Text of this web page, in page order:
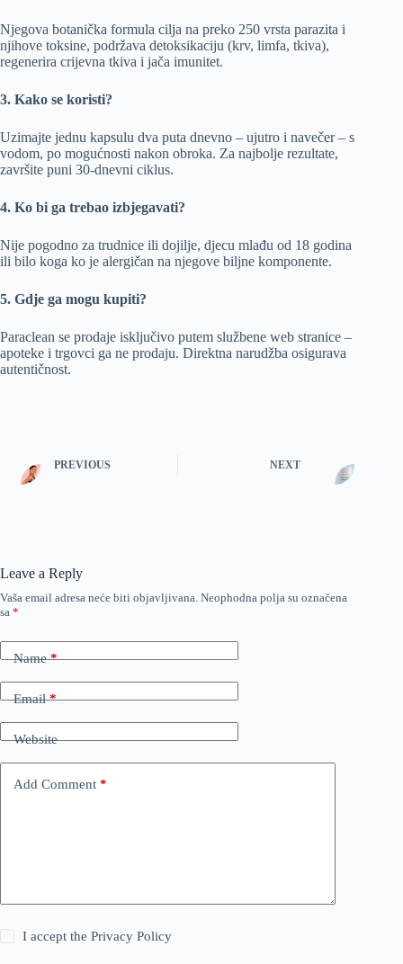
Njegova botanička formula cilja na preko 250 vrsta parazita i
njihove toksine, podržava detoksikaciju (krv, limfa, tkiva),
regenerira crijevna tkiva i jača imunitet.
3. Kako se koristi?
Uzimajte jednu kapsulu dva puta dnevno – ujutro i navečer – s
vodom, po mogućnosti nakon obroka. Za najbolje rezultate,
završite puni 30-dnevni ciklus.
4. Ko bi ga trebao izbjegavati?
Nije pogodno za trudnice ili dojilje, djecu mlađu od 18 godina
ili bilo koga ko je alergičan na njegove biljne komponente.
5. Gdje ga mogu kupiti?
Paraclean se prodaje isključivo putem službene web stranice –
apoteke i trgovci ga ne prodaju. Direktna narudžba osigurava
autentičnost.
PREVIOUS NEXT
Leave a Reply
Vaša email adresa neće biti objavljivana. Neophodna polja su označena
sa *
Name*
Email*
Website
Add Comment *
I accept thePrivacy Policy